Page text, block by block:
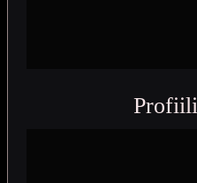
Profiili